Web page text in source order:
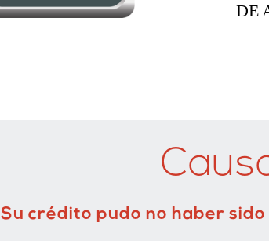
Su crédito pudo no haber